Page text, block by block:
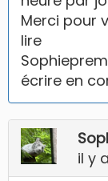
Merci pour
lire
écrire en
il y